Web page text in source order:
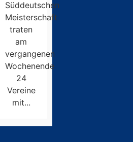
Süddeutschen
Meisterschaft
traten
am
vergangenen
Wochenende
24
Vereine
mit...